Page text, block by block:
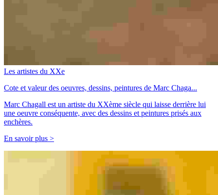
Les artistes du XXe
Cote et valeur des oeuvres, dessins, peintures de Marc Chaga...
Marc Chagall est un artiste du XXème siècle qui laisse derrière lui
une oeuvre conséquente, avec des dessins et peintures prisés aux
enchères.
En savoir plus >